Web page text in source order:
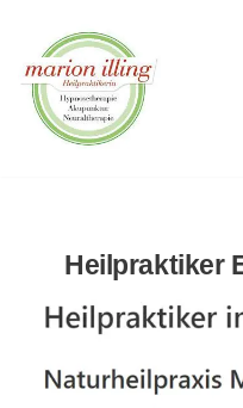
Zum
Inhalt
springen
Heilpraktiker